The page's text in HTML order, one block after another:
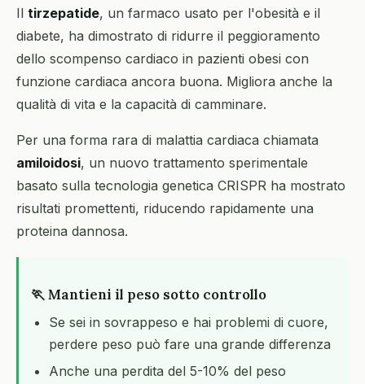
Il tirzepatide, un farmaco usato per l'obesità e il
diabete, ha dimostrato di ridurre il peggioramento
dello scompenso cardiaco in pazienti obesi con
funzione cardiaca ancora buona. Migliora anche la
qualità di vita e la capacità di camminare.
Per una forma rara di malattia cardiaca chiamata
amiloidosi, un nuovo trattamento sperimentale
basato sulla tecnologia genetica CRISPR ha mostrato
risultati promettenti, riducendo rapidamente una
proteina dannosa.
🏃 Mantieni il peso sotto controllo
Se sei in sovrappeso e hai problemi di cuore,
perdere peso può fare una grande differenza
Anche una perdita del 5-10% del peso